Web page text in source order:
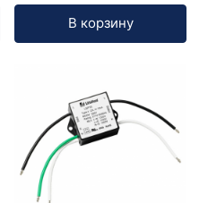
В корзину